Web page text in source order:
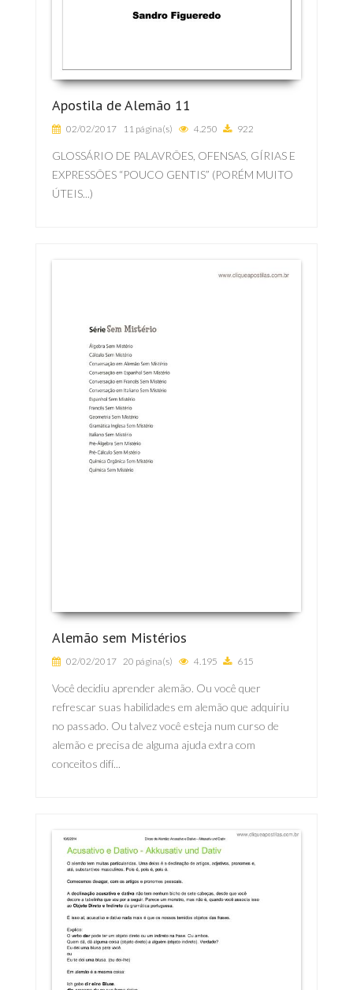
Apostila de Alemão 11
02/02/2017 11 página(s) 4.250 922
GLOSSÁRIO DE PALAVRÕES, OFENSAS, GÍRIAS E
EXPRESSÕES “POUCO GENTIS” (PORÉM MUITO
ÚTEIS...)
Alemão sem Mistérios
02/02/2017 20 página(s) 4.195 615
Você decidiu aprender alemão. Ou você quer
refrescar suas habilidades em alemão que adquiriu
no passado. Ou talvez você esteja num curso de
alemão e precisa de alguma ajuda extra com
conceitos difí...